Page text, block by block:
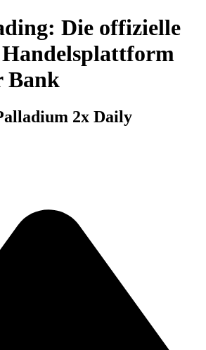
Die offizielle
Bank
2x Daily